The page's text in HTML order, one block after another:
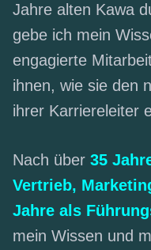
Jahre alten Kawa
gebe ich mein
engagierte
ihnen, wie sie den
ihrer Karriereleiter
Nach über 35
Vertrieb,
Jahre als
mein Wissen und